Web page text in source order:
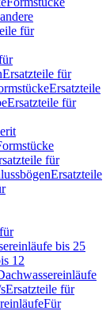
für
Ersatzteile für
Ersatzteile
Ersatzteile für
für
Ersatzteile
bis 25
12
Ersatzteile für
Für